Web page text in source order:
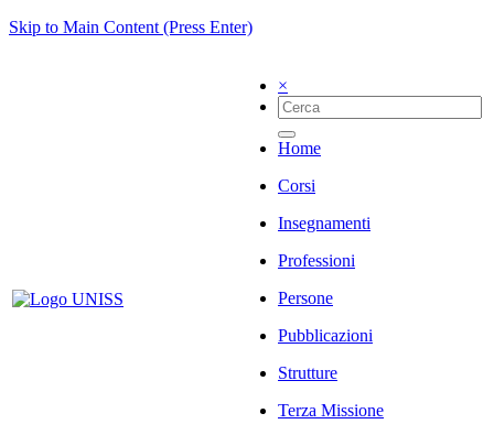
Skip to Main Content (Press Enter)
×
Home
Corsi
Insegnamenti
Professioni
Persone
Pubblicazioni
Strutture
Terza Missione